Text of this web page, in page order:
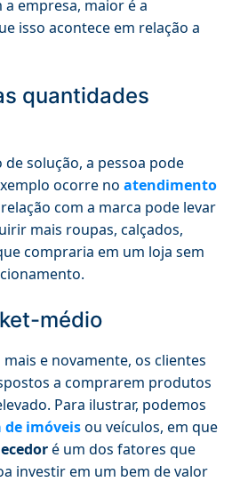
empresa, maior é a
isso acontece em relação a
quantidades
solução, a pessoa pode
ocorre no atendimento
com a marca pode levar
mais roupas, calçados,
compraria em um loja sem
médio
e novamente, os clientes
a comprarem produtos
Para ilustrar, podemos
de imóveisou veículos, em que
é um dos fatores que
investir em um bem de valor